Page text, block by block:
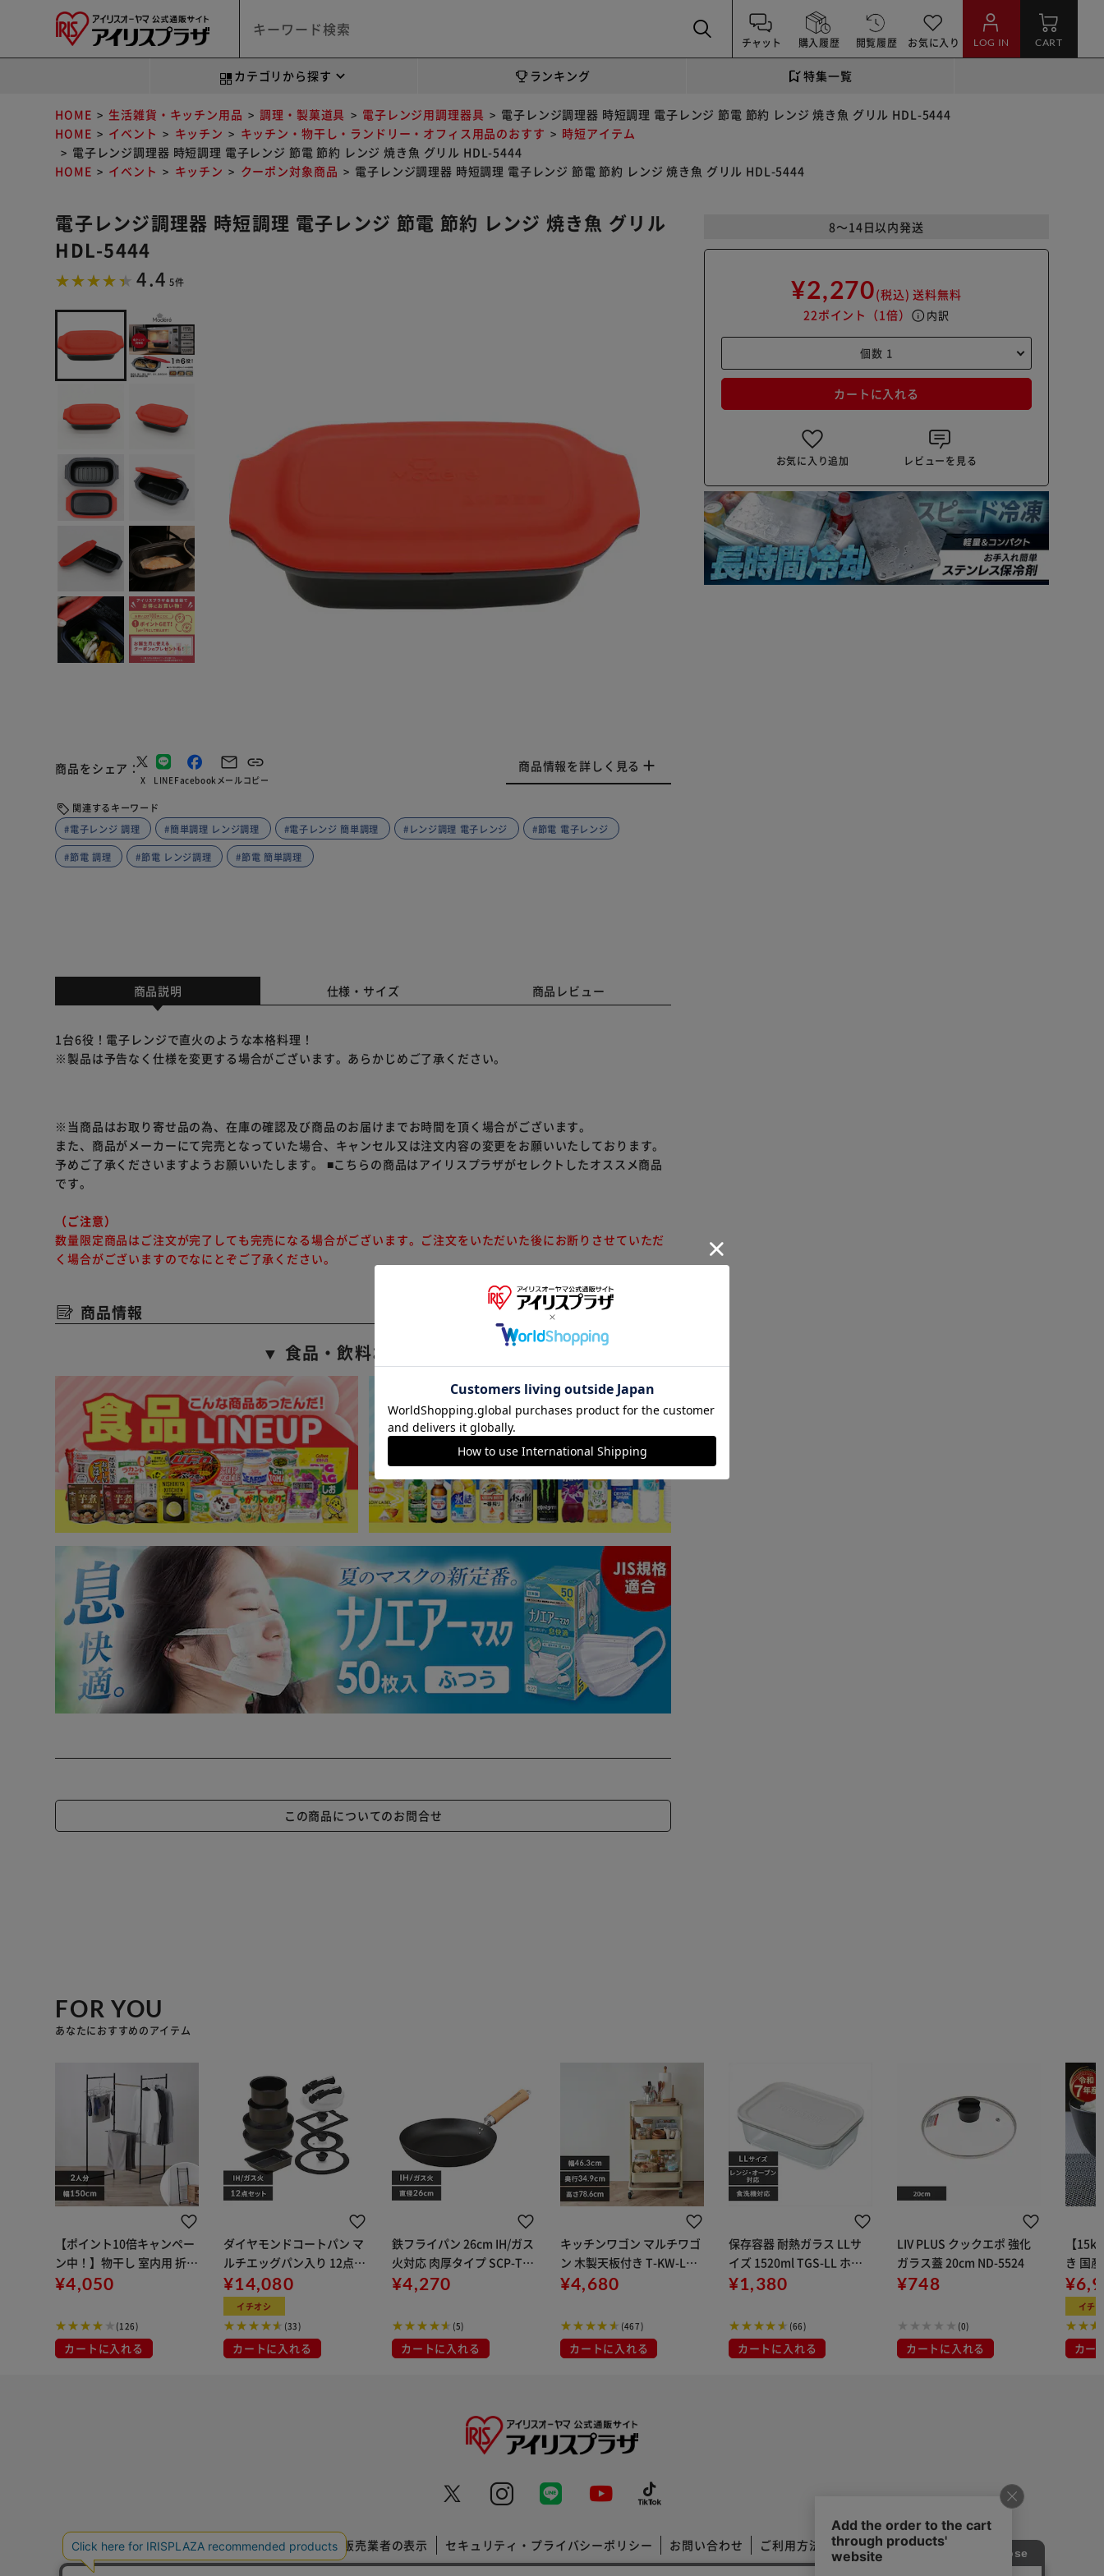
チャット 購入履歴 閲覧履歴 お気に入り LOG IN CART
カテゴリから探す ランキング 特集一覧
HOME 生活雑貨・キッチン用品 調理・製菓道具 電子レンジ用調理器具
電子レンジ調理器 時短調理 電子レンジ 節電 節約 レンジ 焼き魚 グリル HDL-5444
HOME
イベント キッチン キッチン・物干し・ランドリー・オフィス用品のおすす
時短アイテム
電子レンジ調理器 時短調理 電子レンジ 節電 節約 レンジ 焼き魚 グリル HDL-5444
HOME
イベント キッチン クーポン対象商品 電子レンジ調理器 時短調理 電子レンジ 節電 節約 レンジ 焼き魚 グリル HDL-5444
電子レンジ調理器 時短調理 電子レンジ 節電 節約 レンジ 焼き魚 グリル
HDL-5444
4.4 5件
商品をシェア
X LINEFacebookメールコピー
商品情報を詳しく見る
関連するキーワード
#電子レンジ 調理
#簡単調理 レンジ調理 #電子レンジ 簡単調理 #レンジ調理 電子レンジ #節電 電子レンジ
#節電 調理 #節電 レンジ調理 #節電 簡単調理
8～14日以内発送
¥2,270(税込) 送料無料
22ポイント （1倍） info 内訳
カートに入れる
お気に入り追加 レビューを見る
商品説明 仕様・サイズ 商品レビュー
1台6役！電子レンジで直火のような本格料理！
※製品は予告なく仕様を変更する場合がございます。あらかじめご了承ください。
※当商品はお取り寄せ品の為、在庫の確認及び商品のお届けまでお時間を頂く場合がございます。
また、商品がメーカーにて完売となっていた場合、キャンセル又は注文内容の変更をお願いいたしております。
予めご了承くださいますようお願いいたします。 ■こちらの商品はアイリスプラザがセレクトしたオススメ商品
です。
（ご注意）
数量限定商品はご注文が完了しても完売になる場合がございます。ご注文をいただいた後にお断りさせていただ
く場合がございますのでなにとぞご了承ください。
商品情報
▼ 食品・飲料おすすめ ▼
この商品についてのお問合せ
FOR YOU
あなたにおすすめのアイテム
【ポイント10倍キャンペー
ン中！】物干し 室内用 折り
たたみ式 3連 OTM-150R ブ
メ
¥4,050
(126)
カートに入れる
ダイヤモンドコートパン マ
ルチエッグパン入り 12点セ
ット IHガス火対応 MEGI-12
S ブラウンメタリック
¥14,080
イチオシ
(33)
カートに入れる
鉄フライパン 26cm IH/ガス
火対応 肉厚タイプ SCP-T2
6 ブラック
¥4,270
(5)
カートに入れる
キッチンワゴン マルチワゴ
ン 木製天板付き T-KW-L00
2 ベージュ
¥4,680
(467)
カートに入れる
保存容器 耐熱ガラス LLサ
イズ 1520ml TGS-LL ホワ
イト
¥1,380
(66)
カートに入れる
LIV PLUS クックエポ 強化
ガラス蓋 20cm ND-5524
¥748
(0)
カートに入れる
【
き 国
イチ
カー
特定商取引法に基づく通信販売業者の表示 セキュリティ・プライバシーポリシー お問い合わせ ご利用方法 ご利用規約
※ご確認ください